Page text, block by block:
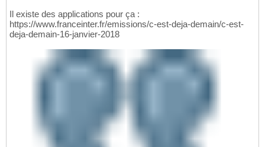
Il existe des applications pour ça :
https://www.franceinter.fr/emissions/c-est-deja-demain/c-est-
deja-demain-16-janvier-2018